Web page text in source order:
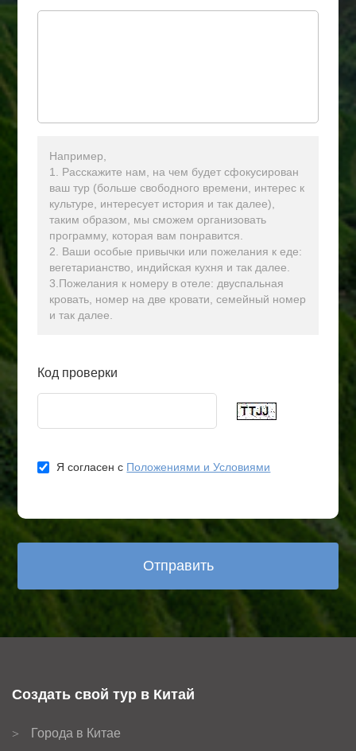
Например,
1. Расскажите нам, на чем будет сфокусирован
ваш тур (больше свободного времени, интерес к
культуре, интересует история и так далее),
таким образом, мы сможем организовать
программу, которая вам понравится.
2. Ваши особые привычки или пожелания к еде:
вегетарианство, индийская кухня и так далее.
3.Пожелания к номеру в отеле: двуспальная
кровать, номер на две кровати, семейный номер
и так далее.
Код проверки
Я согласен с Положениями и Условиями
Создать свой тур в Китай
>
Города в Китае